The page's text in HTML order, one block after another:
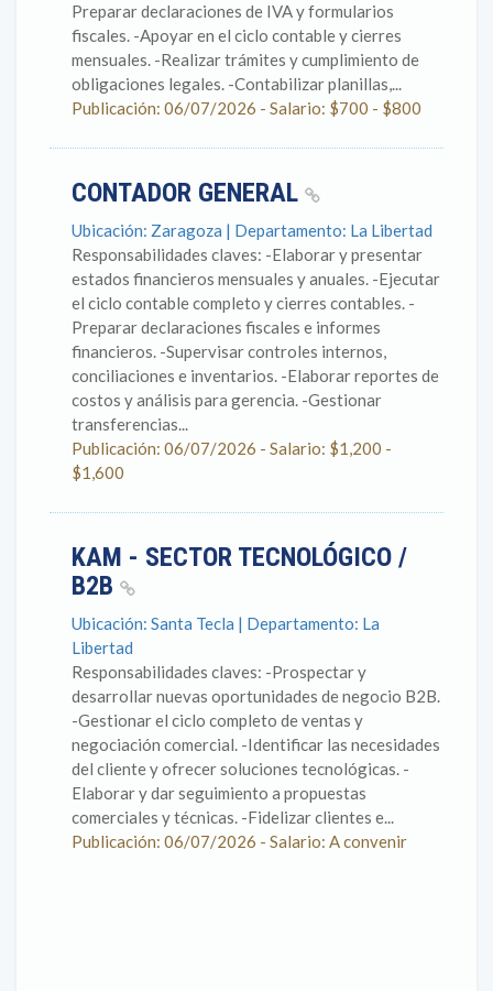
Preparar declaraciones de IVA y formularios
fiscales. -Apoyar en el ciclo contable y cierres
mensuales. -Realizar trámites y cumplimiento de
obligaciones legales. -Contabilizar planillas,...
Publicación: 06/07/2026 - Salario: $700 - $800
CONTADOR GENERAL
Ubicación: Zaragoza | Departamento: La Libertad
Responsabilidades claves: -Elaborar y presentar
estados financieros mensuales y anuales. -Ejecutar
el ciclo contable completo y cierres contables. -
Preparar declaraciones fiscales e informes
financieros. -Supervisar controles internos,
conciliaciones e inventarios. -Elaborar reportes de
costos y análisis para gerencia. -Gestionar
transferencias...
Publicación: 06/07/2026 - Salario: $1,200 -
$1,600
KAM - SECTOR TECNOLÓGICO /
B2B
Ubicación: Santa Tecla | Departamento: La
Libertad
Responsabilidades claves: -Prospectar y
desarrollar nuevas oportunidades de negocio B2B.
-Gestionar el ciclo completo de ventas y
negociación comercial. -Identificar las necesidades
del cliente y ofrecer soluciones tecnológicas. -
Elaborar y dar seguimiento a propuestas
comerciales y técnicas. -Fidelizar clientes e...
Publicación: 06/07/2026 - Salario: A convenir